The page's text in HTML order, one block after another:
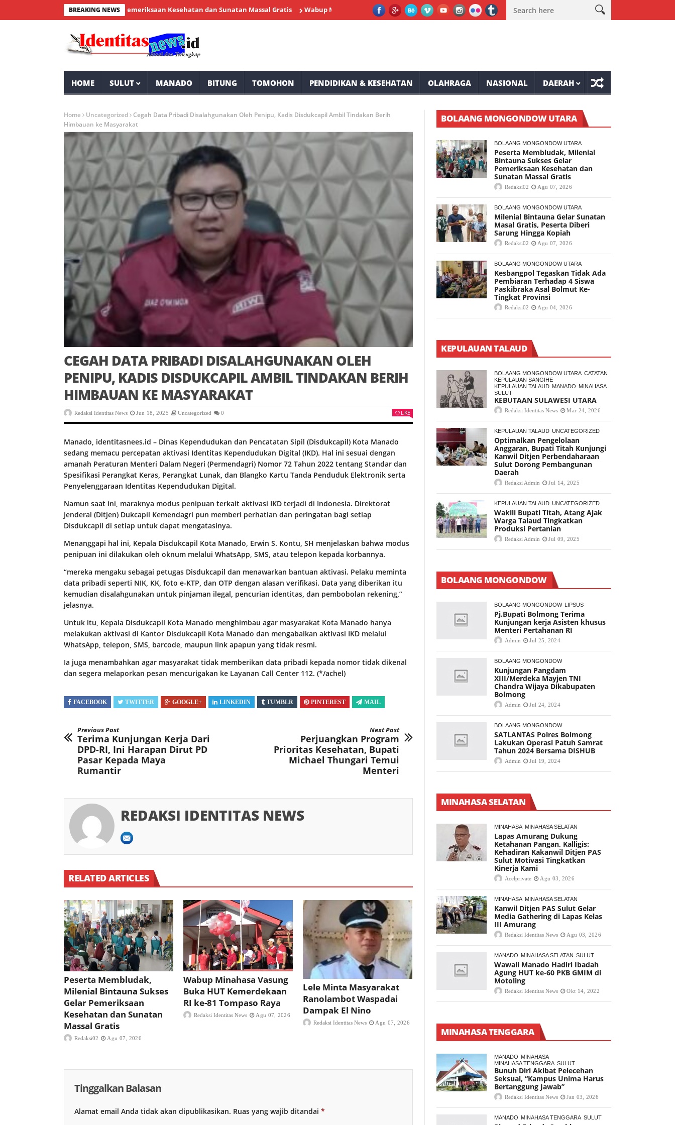
BREAKING NEWS
Bintauna Sukses Gelar Pemeriksaan Kesehatan dan Sunatan Massal Gratis Wabup Minahasa Vasung Buka HUT Kemerdekaan RI ke-81 Tompaso Raya Lele Minta Masyarakat Ranolambot
HOME SULUT MANADO BITUNG TOMOHON PENDIDIKAN & KESEHATAN OLAHRAGA NASIONAL DAERAH
Home Uncategorized Cegah Data Pribadi Disalahgunakan Oleh Penipu, Kadis Disdukcapil Ambil Tindakan Berih
Himbauan ke Masyarakat
CEGAH DATA PRIBADI DISALAHGUNAKAN OLEH
PENIPU, KADIS DISDUKCAPIL AMBIL TINDAKAN BERIH
HIMBAUAN KE MASYARAKAT
Redaksi Identitas News Jun 18, 2025 Uncategorized 0 LIKE
Manado, identitasnees.id – Dinas Kependudukan dan Pencatatan Sipil (Disdukcapil) Kota Manado
sedang memacu percepatan aktivasi Identitas Kependudukan Digital (IKD). Hal ini sesuai dengan
amanah Peraturan Menteri Dalam Negeri (Permendagri) Nomor 72 Tahun 2022 tentang Standar dan
Spesifikasi Perangkat Keras, Perangkat Lunak, dan Blangko Kartu Tanda Penduduk Elektronik serta
Penyelenggaraan Identitas Kependudukan Digital.
Namun saat ini, maraknya modus penipuan terkait aktivasi IKD terjadi di Indonesia. Direktorat
Jenderal (Ditjen) Dukcapil Kemendagri pun memberi perhatian dan peringatan bagi setiap
Disdukcapil di setiap untuk dapat mengatasinya.
Menanggapi hal ini, Kepala Disdukcapil Kota Manado, Erwin S. Kontu, SH menjelaskan bahwa modus
penipuan ini dilakukan oleh oknum melalui WhatsApp, SMS, atau telepon kepada korbannya.
“mereka mengaku sebagai petugas Disdukcapil dan menawarkan bantuan aktivasi. Pelaku meminta
data pribadi seperti NIK, KK, foto e-KTP, dan OTP dengan alasan verifikasi. Data yang diberikan itu
kemudian disalahgunakan untuk pinjaman ilegal, pencurian identitas, dan pembobolan rekening,”
jelasnya.
Untuk itu, Kepala Disdukcapil Kota Manado menghimbau agar masyarakat Kota Manado hanya
melakukan aktivasi di Kantor Disdukcapil Kota Manado dan mengabaikan aktivasi IKD melalui
WhatsApp, telepon, SMS, barcode, maupun link apapun yang tidak resmi.
Ia juga menambahkan agar masyarakat tidak memberikan data pribadi kepada nomor tidak dikenal
dan segera melaporkan pesan mencurigakan ke Layanan Call Center 112. (*/achel)
FACEBOOK TWITTER GOOGLE+ LINKEDIN TUMBLR PINTEREST MAIL
Previous Post
Terima Kunjungan Kerja Dari
DPD-RI, Ini Harapan Dirut PD
Pasar Kepada Maya
Rumantir
Next Post
Perjuangkan Program
Prioritas Kesehatan, Bupati
Michael Thungari Temui
Menteri
REDAKSI IDENTITAS NEWS
RELATED ARTICLES
Peserta Membludak,
Milenial Bintauna Sukses
Gelar Pemeriksaan
Kesehatan dan Sunatan
Massal Gratis
Redaksi02 Agu 07, 2026
Wabup Minahasa Vasung
Buka HUT Kemerdekaan
RI ke-81 Tompaso Raya
Redaksi Identitas News Agu 07, 2026
Lele Minta Masyarakat
Ranolambot Waspadai
Dampak El Nino
Redaksi Identitas News Agu 07, 2026
Tinggalkan Balasan
Alamat email Anda tidak akan dipublikasikan. Ruas yang wajib ditandai *
BOLAANG MONGONDOW UTARA
BOLAANG MONGONDOW UTARA
Peserta Membludak, Milenial
Bintauna Sukses Gelar
Pemeriksaan Kesehatan dan
Sunatan Massal Gratis
Redaksi02 Agu 07, 2026
BOLAANG MONGONDOW UTARA
Milenial Bintauna Gelar Sunatan
Masal Gratis, Peserta Diberi
Sarung Hingga Kopiah
Redaksi02 Agu 07, 2026
BOLAANG MONGONDOW UTARA
Kesbangpol Tegaskan Tidak Ada
Pembiaran Terhadap 4 Siswa
Paskibraka Asal Bolmut Ke-
Tingkat Provinsi
Redaksi02 Agu 04, 2026
KEPULAUAN TALAUD
BOLAANG MONGONDOW UTARA CATATAN
KEPULAUAN SANGIHE
KEPULAUAN TALAUD MANADO MINAHASA
SULUT
KEBUTAAN SULAWESI UTARA
Redaksi Identitas News Mar 24, 2026
KEPULAUAN TALAUD UNCATEGORIZED
Optimalkan Pengelolaan
Anggaran, Bupati Titah Kunjungi
Kanwil Ditjen Perbendaharaan
Sulut Dorong Pembangunan
Daerah
Redaksi Admin Jul 14, 2025
KEPULAUAN TALAUD UNCATEGORIZED
Wakili Bupati Titah, Atang Ajak
Warga Talaud Tingkatkan
Produksi Pertanian
Redaksi Admin Jul 09, 2025
BOLAANG MONGONDOW
BOLAANG MONGONDOW LIPSUS
Pj.Bupati Bolmong Terima
Kunjungan kerja Asisten khusus
Menteri Pertahanan RI
Admin Jul 25, 2024
BOLAANG MONGONDOW
Kunjungan Pangdam
XIII/Merdeka Mayjen TNI
Chandra Wijaya Dikabupaten
Bolmong
Admin Jul 24, 2024
BOLAANG MONGONDOW
SATLANTAS Polres Bolmong
Lakukan Operasi Patuh Samrat
Tahun 2024 Bersama DISHUB
Admin Jul 19, 2024
MINAHASA SELATAN
MINAHASA MINAHASA SELATAN
Lapas Amurang Dukung
Ketahanan Pangan, Kalligis:
Kehadiran Kakanwil Ditjen PAS
Sulut Motivasi Tingkatkan
Kinerja Kami
Acelprivate Agu 03, 2026
MINAHASA MINAHASA SELATAN
Kanwil Ditjen PAS Sulut Gelar
Media Gathering di Lapas Kelas
III Amurang
Redaksi Identitas News Agu 03, 2026
MANADO MINAHASA SELATAN SULUT
Wawali Manado Hadiri Ibadah
Agung HUT ke-60 PKB GMIM di
Motoling
Redaksi Identitas News Okt 14, 2022
MINAHASA TENGGARA
MANADO MINAHASA
MINAHASA TENGGARA SULUT
Bunuh Diri Akibat Pelecehan
Seksual, “Kampus Unima Harus
Bertanggung Jawab”
Redaksi Identitas News Jan 03, 2026
MANADO MINAHASA TENGGARA SULUT